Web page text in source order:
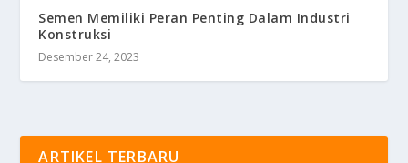
Semen Memiliki Peran Penting Dalam Industri
Konstruksi
Desember 24, 2023
ARTIKEL TERBARU